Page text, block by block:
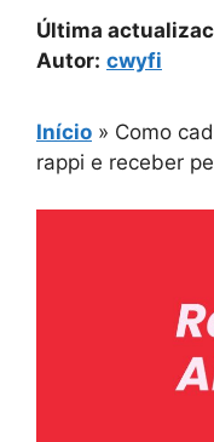
Última
Autor: cwyfi
Início » Como
rappi e receber